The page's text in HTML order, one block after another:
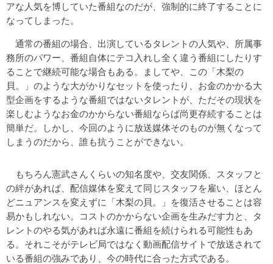
アな人気を博していた番組なのだが、強制的に終了することに
なってしまった。
通常の番組の場合、出演しているタレントの人気や、所属事
務所のパワー、番組自体にテコ入れし全く違う番組にしたりす
ることで継続可能な場合もある。ましてや、この「木梨の
貝。」のような大がかりなセットを使ったり、お金のかかる大
型企画をするような番組ではないタレントが、ただその現状を
楽しむようなお金のかからない番組ならば尚更存続することは
簡単だ。しかし、今回のように放送媒体そのものが無くなって
しまうのだから、誰も抗うことができない。
もちろん憲武さんくらいの知名度や、交友関係、スタッフと
の絆があれば、配信媒体を変えて同じスタッフを雇い、ほとん
どニュアンスを変えずに「木梨の貝。」を復活させることは容
易かもしれない。コストのかからない企画を生みだす力と、タ
レントのやる気があれば永遠に番組を続けられる可能性もあ
る。それこそがテレビ局ではなく動画配信サイトで放送されて
いる番組の強みであり、今の時代に合った方式である。